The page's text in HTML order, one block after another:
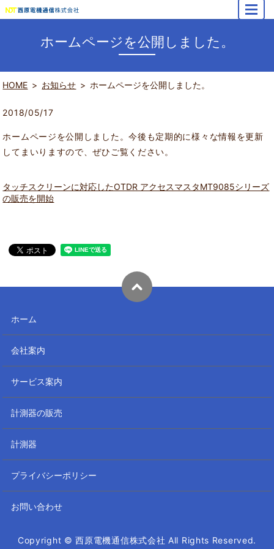
ホームページを公開しました。
HOME お知らせ ホームページを公開しました。
2018/05/17
ホームページを公開しました。今後も定期的に様々な情報を更新
してまいりますので、ぜひご覧ください。
タッチスクリーンに対応したOTDR アクセスマスタMT9085シリーズ
の販売を開始
ホーム
会社案内
サービス案内
計測器の販売
計測器
プライバシーポリシー
お問い合わせ
Copyright © 西原電機通信株式会社 All Rights Reserved.